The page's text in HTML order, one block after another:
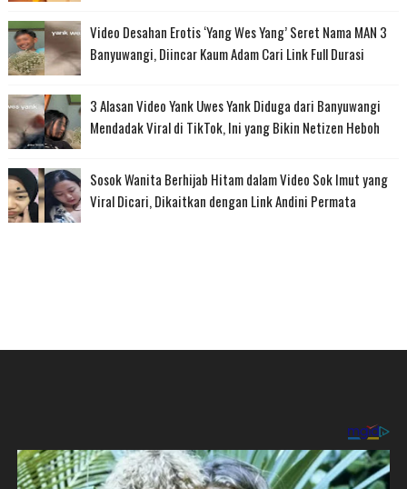
Video Desahan Erotis ‘Yang Wes Yang’ Seret Nama MAN 3
Banyuwangi, Diincar Kaum Adam Cari Link Full Durasi
3 Alasan Video Yank Uwes Yank Diduga dari Banyuwangi
Mendadak Viral di TikTok, Ini yang Bikin Netizen Heboh
Sosok Wanita Berhijab Hitam dalam Video Sok Imut yang
Viral Dicari, Dikaitkan dengan Link Andini Permata